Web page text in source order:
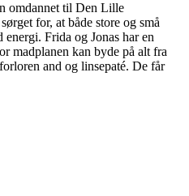
omdannet til Den Lille
for, at både store og små
Frida og Jonas har en
madplanen kan byde på alt fra
and og linsepaté. De får